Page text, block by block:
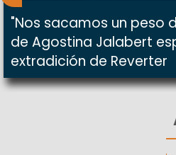
"Nos sacamos un peso
de Agostina Jalabert
extradición de Reverter